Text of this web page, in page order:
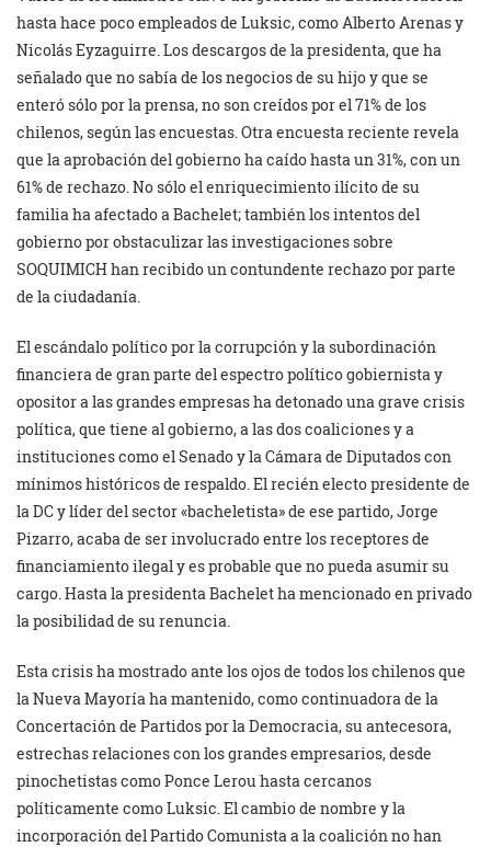
hasta hace poco empleados de Luksic, como Alberto Arenas y
Nicolás Eyzaguirre. Los descargos de la presidenta, que ha
señalado que no sabía de los negocios de su hijo y que se
enteró sólo por la prensa, no son creídos por el 71% de los
chilenos, según las encuestas. Otra encuesta reciente revela
que la aprobación del gobierno ha caído hasta un 31%, con un
61% de rechazo. No sólo el enriquecimiento ilícito de su
familia ha afectado a Bachelet; también los intentos del
gobierno por obstaculizar las investigaciones sobre
SOQUIMICH han recibido un contundente rechazo por parte
de la ciudadanía.
El escándalo político por la corrupción y la subordinación
financiera de gran parte del espectro político gobiernista y
opositor a las grandes empresas ha detonado una grave crisis
política, que tiene al gobierno, a las dos coaliciones y a
instituciones como el Senado y la Cámara de Diputados con
mínimos históricos de respaldo. El recién electo presidente de
la DC y líder del sector «bacheletista» de ese partido, Jorge
Pizarro, acaba de ser involucrado entre los receptores de
financiamiento ilegal y es probable que no pueda asumir su
cargo. Hasta la presidenta Bachelet ha mencionado en privado
la posibilidad de su renuncia.
Esta crisis ha mostrado ante los ojos de todos los chilenos que
la Nueva Mayoría ha mantenido, como continuadora de la
Concertación de Partidos por la Democracia, su antecesora,
estrechas relaciones con los grandes empresarios, desde
pinochetistas como Ponce Lerou hasta cercanos
políticamente como Luksic. El cambio de nombre y la
incorporación del Partido Comunista a la coalición no han